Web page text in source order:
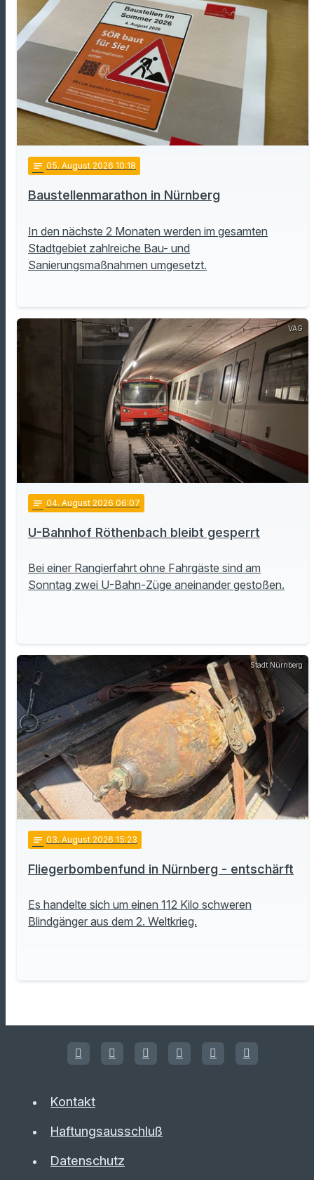
notes 05. August 2026 10:18
Baustellenmarathon in Nürnberg
In den nächste 2 Monaten werden im gesamten
Stadtgebiet zahlreiche Bau- und
Sanierungsmaßnahmen umgesetzt.
VAG
notes 04. August 2026 06:07
U-Bahnhof Röthenbach bleibt gesperrt
Bei einer Rangierfahrt ohne Fahrgäste sind am
Sonntag zwei U-Bahn-Züge aneinander gestoßen.
Stadt Nürnberg
notes 03. August 2026 15:23
Fliegerbombenfund in Nürnberg - entschärft
Es handelte sich um einen 112 Kilo schweren
Blindgänger aus dem 2. Weltkrieg.
Kontakt
Haftungsausschluß
Datenschutz